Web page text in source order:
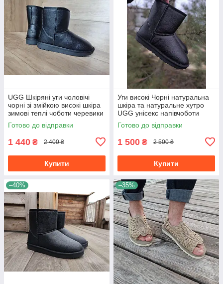
UGG Шкіряні уги чоловічі
чорні зі змійкою високі шкіра
зимові теплі чоботи черевики
Готово до відправки
1 440 ₴ 2 400 ₴
Купити
Уги високі Чорні натуральна
шкіра та натуральне хутро
UGG унісекс напівчоботи
великі розміри Зима
Готово до відправки
1 500 ₴ 2 500 ₴
Купити
–40% –35%